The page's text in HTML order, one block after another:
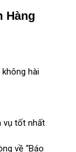
Hàng
hài
vụ tốt nhất
về “Báo